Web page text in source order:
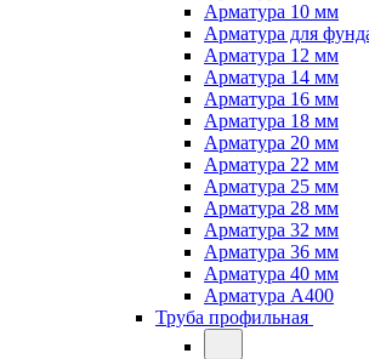
Арматура 10 мм
Арматура для
Арматура 12 мм
Арматура 14 мм
Арматура 16 мм
Арматура 18 мм
Арматура 20 мм
Арматура 22 мм
Арматура 25 мм
Арматура 28 мм
Арматура 32 мм
Арматура 36 мм
Арматура 40 мм
Арматура А400
Труба профильная